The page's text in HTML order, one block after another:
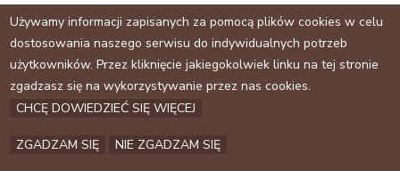
m
a
i
l
)
Używamy informacji zapisanych za pomocą plików cookies w celu
dostosowania naszego serwisu do indywidualnych potrzeb
użytkowników. Przez kliknięcie jakiegokolwiek linku na tej stronie
zgadzasz się na wykorzystywanie przez nas cookies.
CHCĘ DOWIEDZIEĆ SIĘ WIĘCEJ
ZGADZAM SIĘ NIE ZGADZAM SIĘ